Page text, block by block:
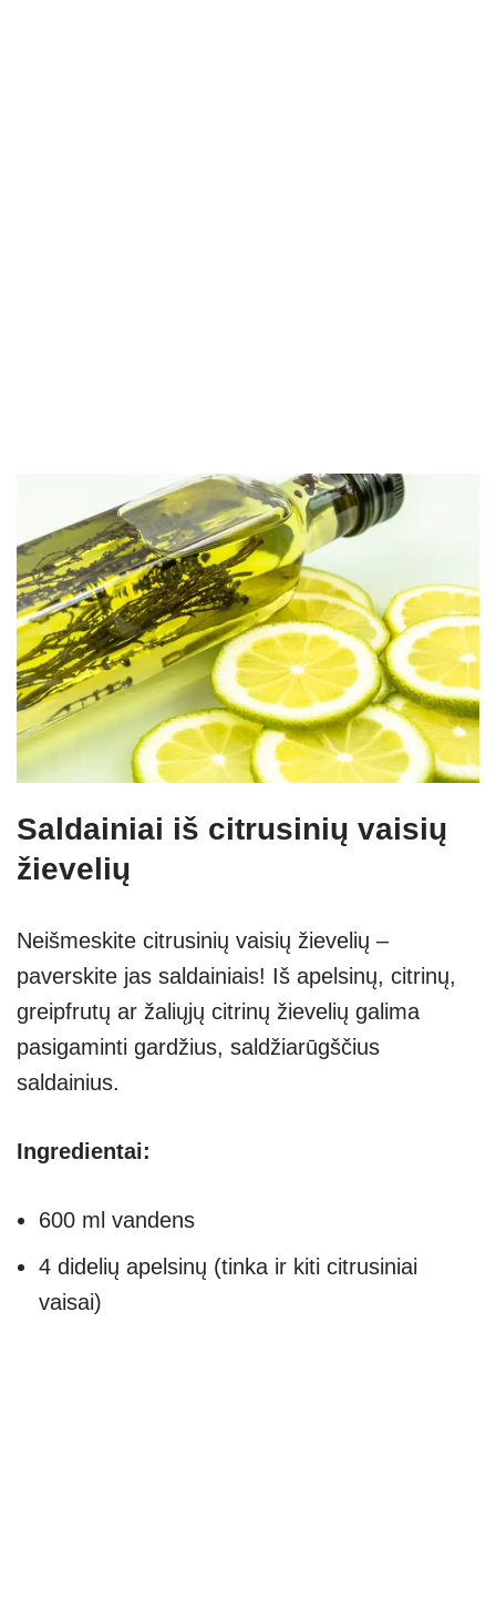
Saldainiai iš citrusinių vaisių
žievelių
Neišmeskite citrusinių vaisių žievelių –
paverskite jas saldainiais! Iš apelsinų, citrinų,
greipfrutų ar žaliųjų citrinų žievelių galima
pasigaminti gardžius, saldžiarūgščius
saldainius.
Ingredientai:
600 ml vandens
4 didelių apelsinų (tinka ir kiti citrusiniai
vaisai)